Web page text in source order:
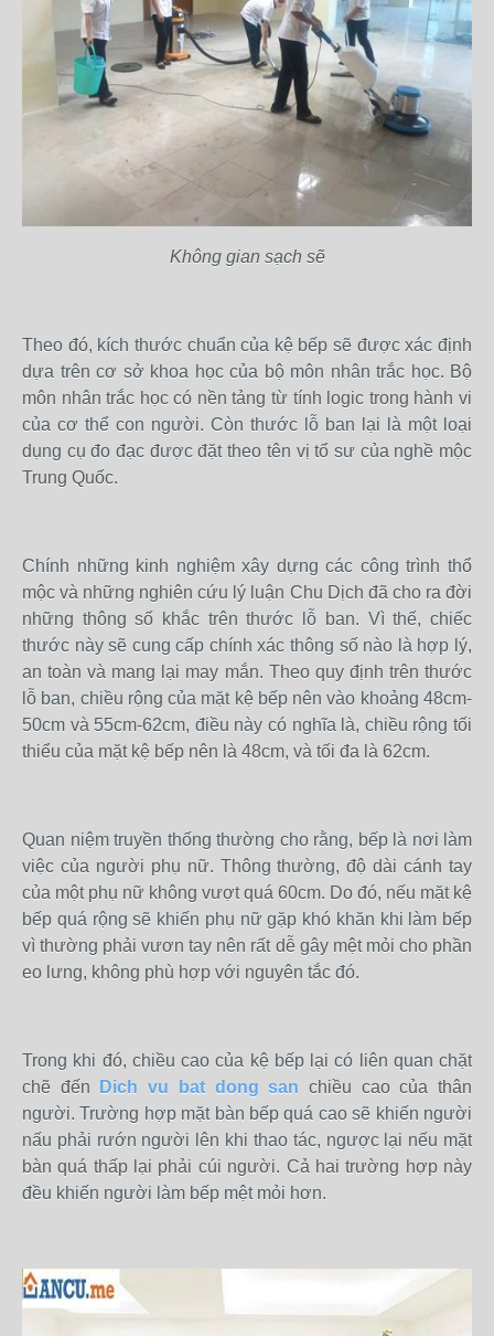
Không gian sạch sẽ
Theo đó, kích thước chuẩn của kệ bếp sẽ được xác định
dựa trên cơ sở khoa học của bộ môn nhân trắc học. Bộ
môn nhân trắc học có nền tảng từ tính logic trong hành vi
của cơ thể con người. Còn thước lỗ ban lại là một loại
dụng cụ đo đạc được đặt theo tên vị tổ sư của nghề mộc
Trung Quốc.
Chính những kinh nghiệm xây dựng các công trình thổ
mộc và những nghiên cứu lý luận Chu Dịch đã cho ra đời
những thông số khắc trên thước lỗ ban. Vì thế, chiếc
thước này sẽ cung cấp chính xác thông số nào là hợp lý,
an toàn và mang lại may mắn. Theo quy định trên thước
lỗ ban, chiều rộng của mặt kệ bếp nên vào khoảng 48cm-
50cm và 55cm-62cm, điều này có nghĩa là, chiều rộng tối
thiểu của mặt kệ bếp nên là 48cm, và tối đa là 62cm.
Quan niệm truyền thống thường cho rằng, bếp là nơi làm
việc của người phụ nữ. Thông thường, độ dài cánh tay
của một phụ nữ không vượt quá 60cm. Do đó, nếu mặt kệ
bếp quá rộng sẽ khiến phụ nữ gặp khó khăn khi làm bếp
vì thường phải vươn tay nên rất dễ gây mệt mỏi cho phần
eo lưng, không phù hợp với nguyên tắc đó.
Trong khi đó, chiều cao của kệ bếp lại có liên quan chặt
chẽ đến
Dich vu bat dong san chiều cao của thân
người. Trường hợp mặt bàn bếp quá cao sẽ khiến người
nấu phải rướn người lên khi thao tác, ngược lại nếu mặt
bàn quá thấp lại phải cúi người. Cả hai trường hợp này
đều khiến người làm bếp mệt mỏi hơn.